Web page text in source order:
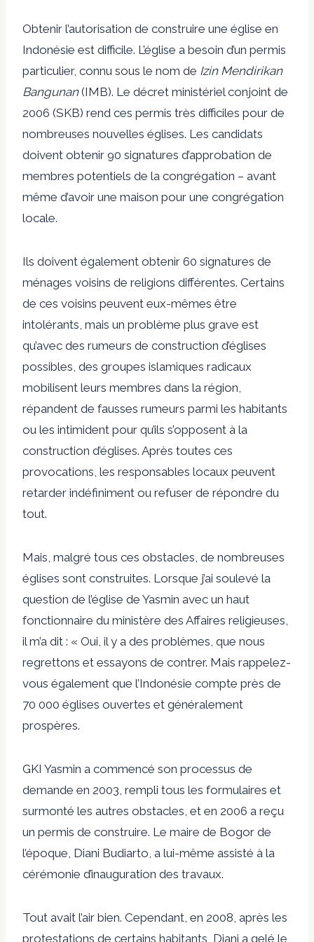
Obtenir l’autorisation de construire une église en
Indonésie est difficile. L’église a besoin d’un permis
particulier, connu sous le nom de Izin Mendirikan
Bangunan(IMB). Le décret ministériel conjoint de
2006 (SKB) rend ces permis très difficiles pour de
nombreuses nouvelles églises. Les candidats
doivent obtenir 90 signatures d’approbation de
membres potentiels de la congrégation – avant
même d’avoir une maison pour une congrégation
locale.
Ils doivent également obtenir 60 signatures de
ménages voisins de religions différentes. Certains
de ces voisins peuvent eux-mêmes être
intolérants, mais un problème plus grave est
qu’avec des rumeurs de construction d’églises
possibles, des groupes islamiques radicaux
mobilisent leurs membres dans la région,
répandent de fausses rumeurs parmi les habitants
ou les intimident pour qu’ils s’opposent à la
construction d’églises. Après toutes ces
provocations, les responsables locaux peuvent
retarder indéfiniment ou refuser de répondre du
tout.
Mais, malgré tous ces obstacles, de nombreuses
églises sont construites. Lorsque j’ai soulevé la
question de l’église de Yasmin avec un haut
fonctionnaire du ministère des Affaires religieuses,
il m’a dit : « Oui, il y a des problèmes, que nous
regrettons et essayons de contrer. Mais rappelez-
vous également que l’Indonésie compte près de
70 000 églises ouvertes et généralement
prospères.
GKI Yasmin a commencé son processus de
demande en 2003, rempli tous les formulaires et
surmonté les autres obstacles, et en 2006 a reçu
un permis de construire. Le maire de Bogor de
l’époque, Diani Budiarto, a lui-même assisté à la
cérémonie d’inauguration des travaux.
Tout avait l’air bien. Cependant, en 2008, après les
protestations de certains habitants, Diani a gelé le